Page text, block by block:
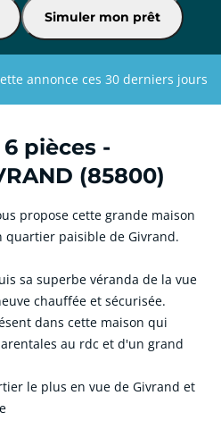
pièces -
(85800)
propose cette grande maison
quartier paisible de Givrand.
sa superbe véranda de la vue
chauffée et sécurisée.
dans cette maison qui
au rdc et d'un grand
le plus en vue de Givrand et
Simuler mon prêt
annonce ces 30 derniers jours